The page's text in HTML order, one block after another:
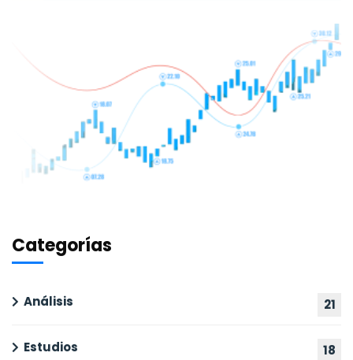
Categorías
Análisis 21
Estudios 18